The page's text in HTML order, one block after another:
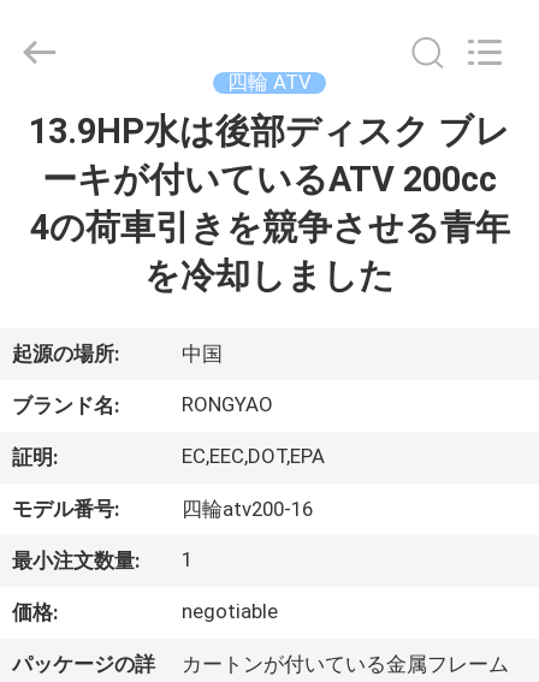
家
プ
ク
ト
私
達
つ
Shanghai
Rongyao
Rights
Reserved.
四輪 ATV
13.9HP水は後部ディスク ブレ
ーキが付いているATV 200cc
4の荷車引きを競争させる青年
を冷却しました
起源の場所: 中国
ブランド名: RONGYAO
証明: EC,EEC,DOT,EPA
モデル番号: 四輪atv200-16
最小注文数量: 1
価格: negotiable
パッケージの詳
カートンが付いている金属フレーム